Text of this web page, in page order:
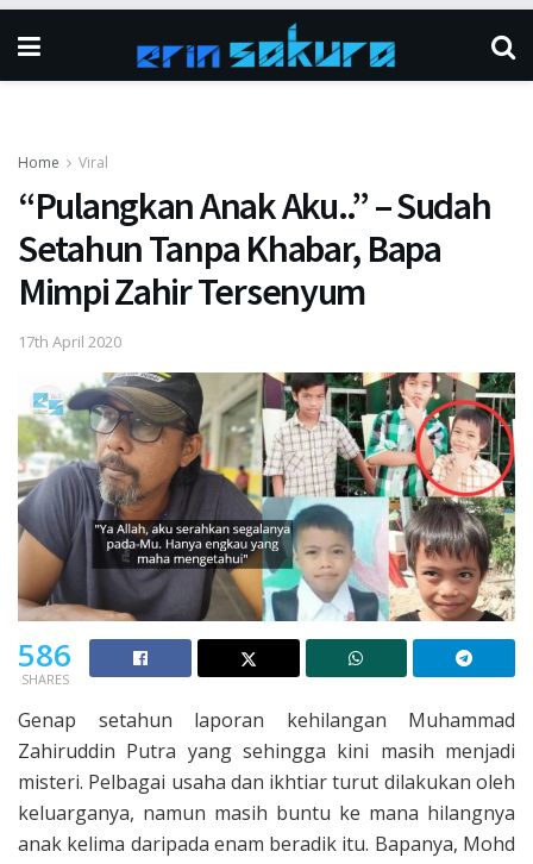
Home Viral
“Pulangkan Anak Aku..” – Sudah
Setahun Tanpa Khabar, Bapa
Mimpi Zahir Tersenyum
17th April 2020
586
SHARES
Genap setahun laporan kehilangan Muhammad
Zahiruddin Putra yang sehingga kini masih menjadi
misteri. Pelbagai usaha dan ikhtiar turut dilakukan oleh
keluarganya, namun masih buntu ke mana hilangnya
anak kelima daripada enam beradik itu. Bapanya, Mohd